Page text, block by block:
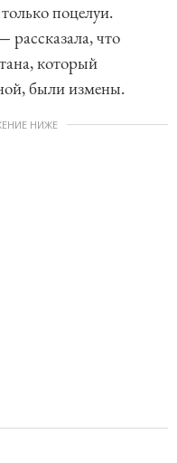
поцелуи.
рассказала, что
который
были измены.
НИЖЕ